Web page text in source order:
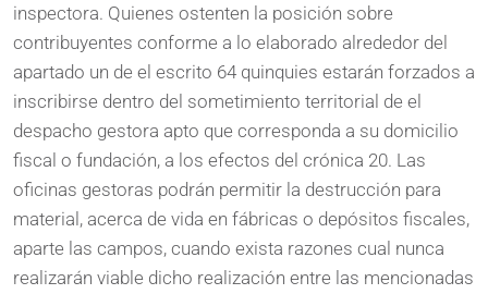
inspectora. Quienes ostenten la posición sobre
contribuyentes conforme a lo elaborado alrededor del
apartado un de el escrito 64 quinquies estarán forzados a
inscribirse dentro del sometimiento territorial de el
despacho gestora apto que corresponda a su domicilio
fiscal o fundación, a los efectos del crónica 20. Las
oficinas gestoras podrán permitir la destrucción para
material, acerca de vida en fábricas o depósitos fiscales,
aparte las campos, cuando exista razones cual nunca
realizarán viable dicho realización entre las mencionadas